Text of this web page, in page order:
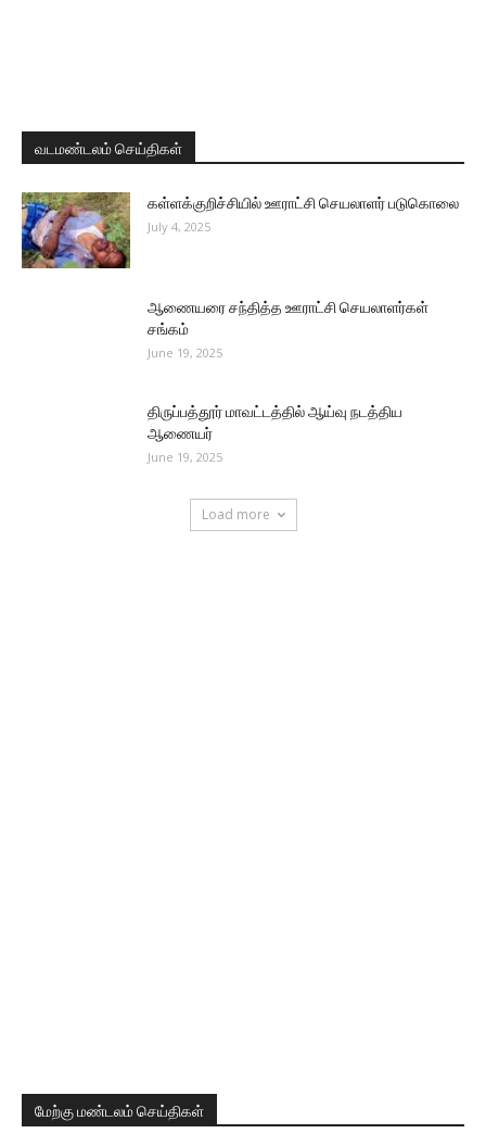
வடமண்டலம் செய்திகள்
கள்ளக்குறிச்சியில் ஊராட்சி செயலாளர் படுகொலை
July 4, 2025
ஆணையரை சந்தித்த ஊராட்சி செயலாளர்கள்
சங்கம்
June 19, 2025
திருப்பத்தூர் மாவட்டத்தில் ஆய்வு நடத்திய
ஆணையர்
June 19, 2025
Load more
மேற்கு மண்டலம் செய்திகள்